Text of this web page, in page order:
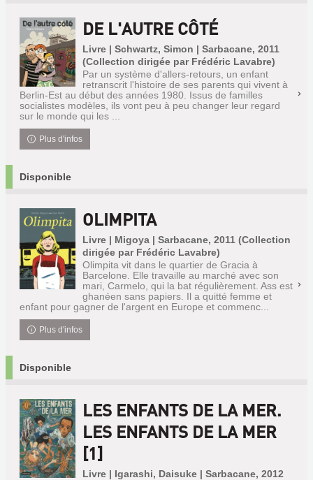
DE L'AUTRE CÔTÉ
Livre | Schwartz, Simon | Sarbacane, 2011
(Collection dirigée par Frédéric Lavabre)
Par un système d'allers-retours, un enfant
retranscrit l'histoire de ses parents qui vivent à
Berlin-Est au début des années 1980. Issus de familles
socialistes modèles, ils vont peu à peu changer leur regard
sur le monde qui les ...
Plus d'infos
Disponible
OLIMPITA
Livre | Migoya | Sarbacane, 2011 (Collection
dirigée par Frédéric Lavabre)
Olimpita vit dans le quartier de Gracia à
Barcelone. Elle travaille au marché avec son
mari, Carmelo, qui la bat régulièrement. Ass est
ghanéen sans papiers. Il a quitté femme et
enfant pour gagner de l'argent en Europe et commenc...
Plus d'infos
Disponible
LES ENFANTS DE LA MER.
LES ENFANTS DE LA MER
[1]
Livre | Igarashi, Daisuke | Sarbacane, 2012